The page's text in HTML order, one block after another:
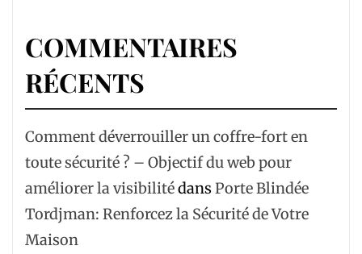
COMMENTAIRES
RÉCENTS
Comment déverrouiller un coffre-fort en
toute sécurité ? – Objectif du web pour
améliorer la visibilitédans Porte Blindée
Tordjman: Renforcez la Sécurité de Votre
Maison